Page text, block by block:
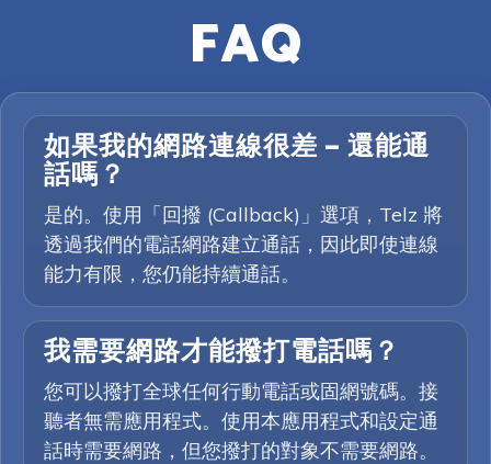
FAQ
如果我的網路連線很差 — 還能通
話嗎？
是的。使用「回撥 (Callback)」選項，Telz 將
透過我們的電話網路建立通話，因此即使連線
能力有限，您仍能持續通話。
我需要網路才能撥打電話嗎？
您可以撥打全球任何行動電話或固網號碼。接
聽者無需應用程式。使用本應用程式和設定通
話時需要網路，但您撥打的對象不需要網路。